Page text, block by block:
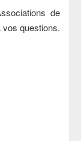
de
vos questions.